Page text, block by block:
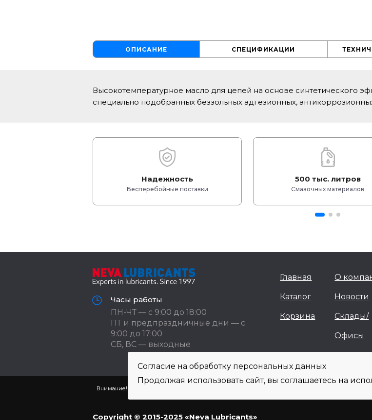
Согласие на обработку персональных данных
Продолжая использовать сайт, вы соглашаетесь на
ОПИСАНИЕ СПЕЦИФИКАЦИИ
Высокотемпературное масло для цепей на основе синтетического
специально подобранных беззольных адгезионных,
Надежность
Бесперебойные поставки
500 тыс. литров
Смазочных материалов
Часы работы
ПН-ЧТ — с 9:00 до 18:00
ПТ и предпраздничные дни — с
9:00 до 17:00
СБ, ВС — выходные
Главная
Каталог
Корзина
О
Новости
Склады/
Офисы
Внимание! Цены указаны исключительно в информационных целях! Не являются публичной
Copyright © 2015-2025 «Neva Lubricants»